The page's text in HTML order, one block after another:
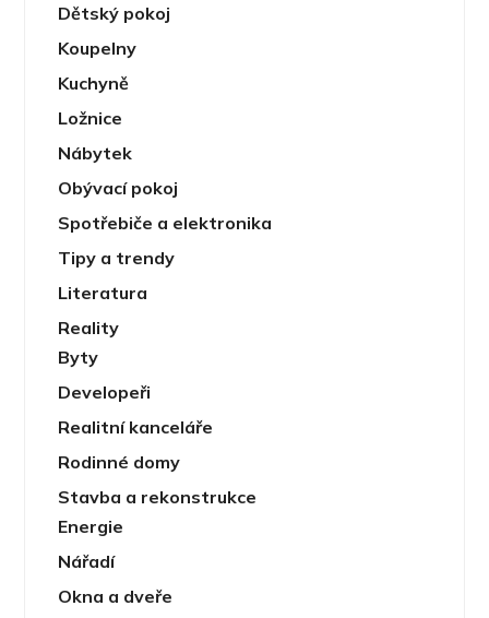
Dětský pokoj
Koupelny
Kuchyně
Ložnice
Nábytek
Obývací pokoj
Spotřebiče a elektronika
Tipy a trendy
Literatura
Reality
Byty
Developeři
Realitní kanceláře
Rodinné domy
Stavba a rekonstrukce
Energie
Nářadí
Okna a dveře